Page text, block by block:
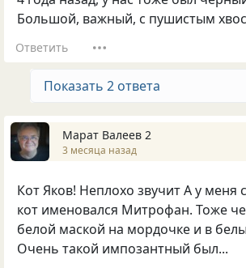
Большой, важный, с пушистым
Ответить
Показать 2 ответа
Марат Валеев 2
3 месяца назад
Кот Яков! Неплохо звучит А у
кот именовался Митрофан. Тоже
белой маской на мордочке и в
Очень такой импозантный был...